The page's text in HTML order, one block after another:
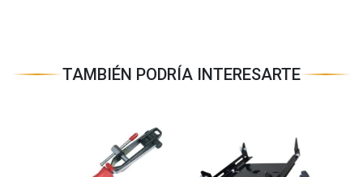
TAMBIÉN PODRÍA INTERESARTE